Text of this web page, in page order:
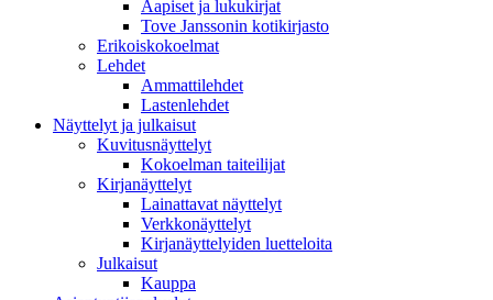
Aapiset ja lukukirjat
Tove Janssonin kotikirjasto
Erikoiskokoelmat
Lehdet
Ammattilehdet
Lastenlehdet
Näyttelyt ja julkaisut
Kuvitusnäyttelyt
Kokoelman taiteilijat
Kirjanäyttelyt
Lainattavat näyttelyt
Verkkonäyttelyt
Kirjanäyttelyiden luetteloita
Julkaisut
Kauppa